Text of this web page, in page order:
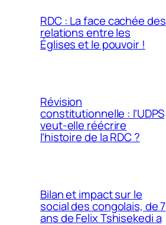
RDC : La face cachée des
relations entre les
Églises et le pouvoir !
Révision
constitutionnelle : l’UDPS
veut-elle réécrire
l’histoire de la RDC ?
Bilan et impact sur le
social des congolais, de 7
ans de Felix Tshisekedi a